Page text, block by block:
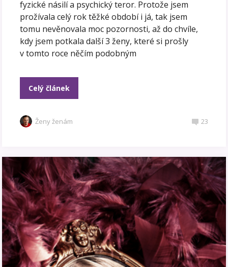
fyzické násilí a psychický teror. Protože jsem
prožívala celý rok těžké období i já, tak jsem
tomu nevěnovala moc pozornosti, až do chvíle,
kdy jsem potkala další 3 ženy, které si prošly
v tomto roce něčím podobným
Celý článek
Ženy ženám 23